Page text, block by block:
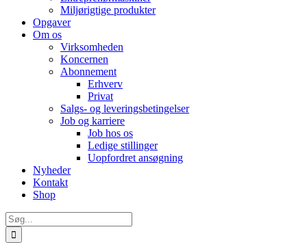
Miljørigtige produkter
Opgaver
Om os
Virksomheden
Koncernen
Abonnement
Erhverv
Privat
Salgs- og leveringsbetingelser
Job og karriere
Job hos os
Ledige stillinger
Uopfordret ansøgning
Nyheder
Kontakt
Shop
Søg
efter: